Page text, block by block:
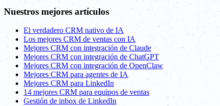
Nuestros mejores artículos
El verdadero CRM nativo de IA
Los mejores CRM de ventas con IA
Mejores CRM con integración de Claude
Mejores CRM con integración de ChatGPT
Mejores CRM con integración de OpenClaw
Mejores CRM para agentes de IA
Mejores CRM para LinkedIn
14 mejores CRM para equipos de ventas
Gestión de inbox de LinkedIn